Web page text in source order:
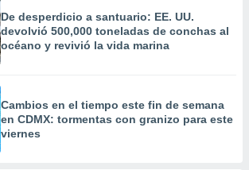
De desperdicio a santuario: EE. UU.
devolvió 500,000 toneladas de conchas al
océano y revivió la vida marina
Cambios en el tiempo este fin de semana
en CDMX: tormentas con granizo para este
viernes